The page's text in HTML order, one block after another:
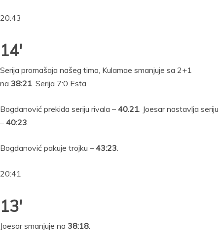
20:43
14′
Serija promašaja našeg tima, Kulamae smanjuje sa 2+1
na 38:21. Serija 7:0 Esta.
Bogdanović prekida seriju rivala – 40.21. Joesar nastavlja seriju
– 40:23.
Bogdanović pakuje trojku – 43:23.
20:41
13′
Joesar smanjuje na 38:18.